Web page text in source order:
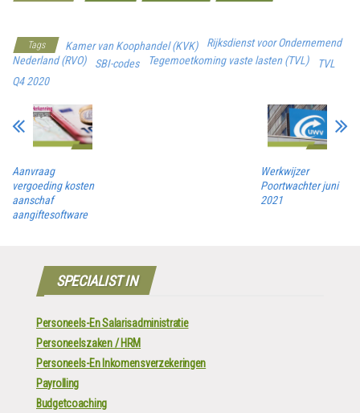
Tags Kamer van Koophandel (KVK)
Rijksdienst voor Ondernemend
Nederland (RVO)
SBI-codes Tegemoetkoming vaste lasten (TVL)
TVL
Q4 2020
Aanvraag
vergoeding kosten
aanschaf
aangiftesoftware
Werkwijzer
Poortwachter juni
2021
SPECIALIST IN
Personeels-En Salarisadministratie
Personeelszaken / HRM
Personeels-En Inkomensverzekeringen
Payrolling
Budgetcoaching